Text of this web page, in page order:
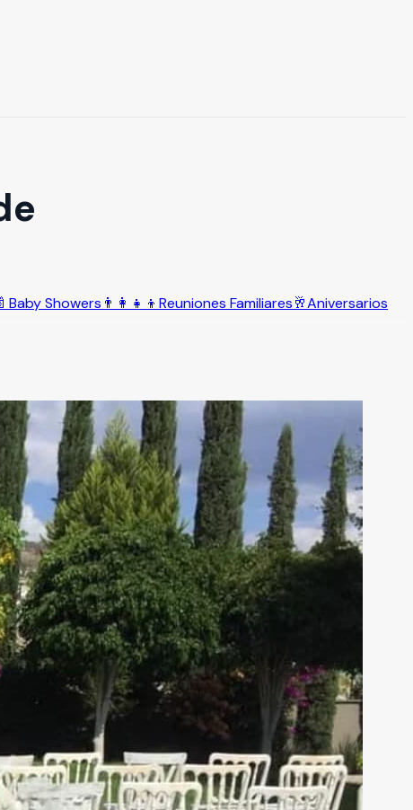
🍼 Baby Showers 👨‍👩‍👧‍👦 Reuniones Familiares🥂Aniversarios